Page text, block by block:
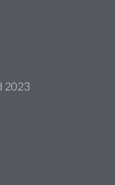
2023